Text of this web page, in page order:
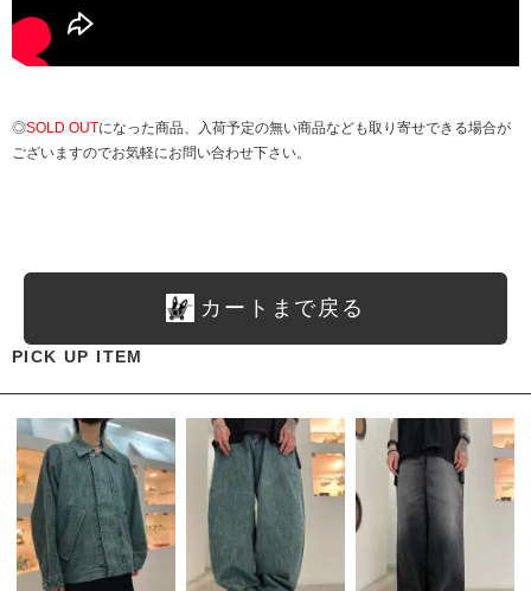
◎SOLD OUTになった商品、入荷予定の無い商品なども取り寄せできる場合が
ございますのでお気軽にお問い合わせ下さい。
カートまで戻る
PICK UP ITEM